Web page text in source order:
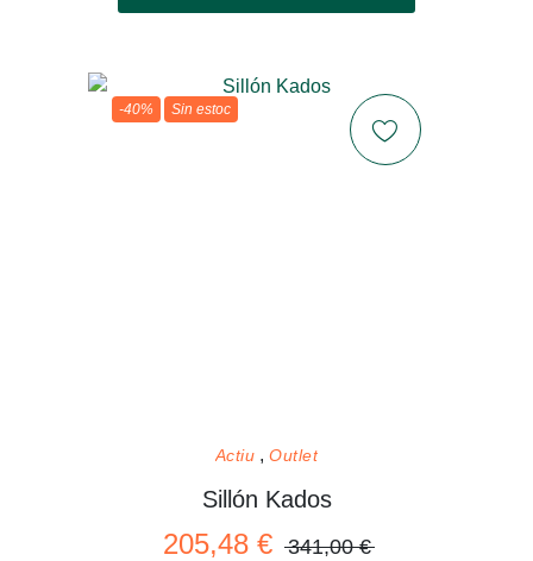
-40% Sin estoc
Actiu Outlet
Sillón Kados
205,48 € 341,00 €